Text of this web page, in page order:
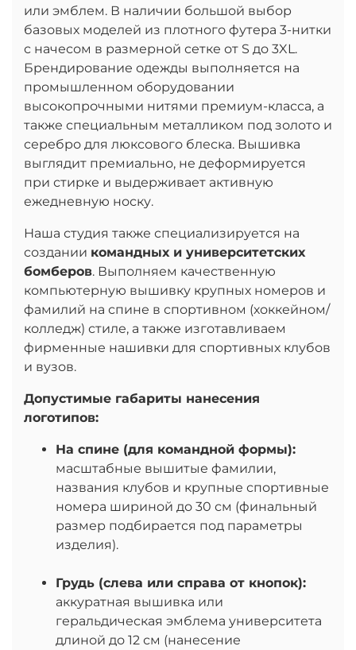
или эмблем. В наличии большой выбор
базовых моделей из плотного футера 3-нитки
с начесом в размерной сетке от S до 3XL.
Брендирование одежды выполняется на
промышленном оборудовании
высокопрочными нитями премиум-класса, а
также специальным металликом под золото и
серебро для люксового блеска. Вышивка
выглядит премиально, не деформируется
при стирке и выдерживает активную
ежедневную носку.
Наша студия также специализируется на
создании командных и университетских
бомберов. Выполняем качественную
компьютерную вышивку крупных номеров и
фамилий на спине в спортивном (хоккейном/
колледж) стиле, а также изготавливаем
фирменные нашивки для спортивных клубов
и вузов.
Допустимые габариты нанесения
логотипов:
На спине (для командной формы):
масштабные вышитые фамилии,
названия клубов и крупные спортивные
номера шириной до 30 см (финальный
размер подбирается под параметры
изделия).
Грудь (слева или справа от кнопок):
аккуратная вышивка или
геральдическая эмблема университета
длиной до 12 см (нанесение